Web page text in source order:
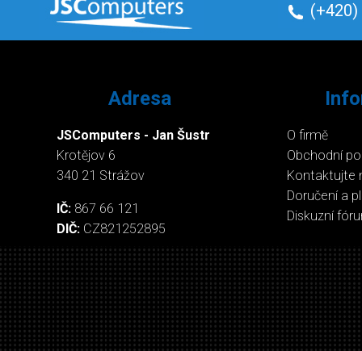
(+420)
Adresa
JSComputers - Jan Šustr
Krotějov 6
340 21 Strážov
IČ: 867 66 121
DIČ: CZ821252895
O firmě
Obchodní
Kontaktujte
Doručení a
Diskuzní